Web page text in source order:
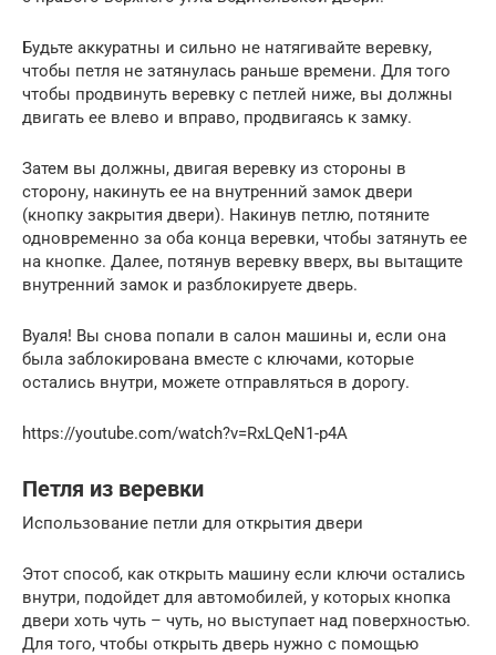
Будьте аккуратны и сильно не натягивайте веревку,
чтобы петля не затянулась раньше времени. Для того
чтобы продвинуть веревку с петлей ниже, вы должны
двигать ее влево и вправо, продвигаясь к замку.
Затем вы должны, двигая веревку из стороны в
сторону, накинуть ее на внутренний замок двери
(кнопку закрытия двери). Накинув петлю, потяните
одновременно за оба конца веревки, чтобы затянуть ее
на кнопке. Далее, потянув веревку вверх, вы вытащите
внутренний замок и разблокируете дверь.
Вуаля! Вы снова попали в салон машины и, если она
была заблокирована вместе с ключами, которые
остались внутри, можете отправляться в дорогу.
https://youtube.com/watch?v=RxLQeN1-p4A
Петля из веревки
Использование петли для открытия двери
Этот способ, как открыть машину если ключи остались
внутри, подойдет для автомобилей, у которых кнопка
двери хоть чуть – чуть, но выступает над поверхностью.
Для того, чтобы открыть дверь нужно с помощью